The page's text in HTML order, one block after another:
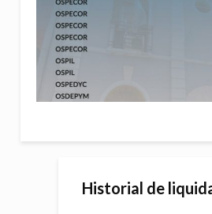
Historial de